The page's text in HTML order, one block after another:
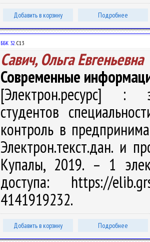
Добавить в корзину Подробнее
ББК 32.С13
Савич, Ольга Евгеньевна
Современные
[Электрон.ресурс] :
студентов
контроль в
Электрон.текст.дан. и
Купалы, 2019. – 1
доступа: https://
4141919232.
Добавить в корзину Подробнее